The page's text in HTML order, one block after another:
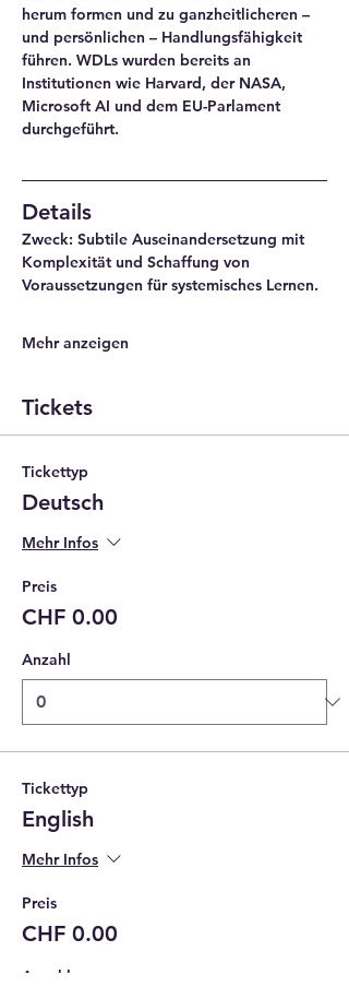
herum formen und zu ganzheitlicheren –
und persönlichen – Handlungsfähigkeit
führen. WDLs wurden bereits an
Institutionen wie Harvard, der NASA,
Microsoft AI und dem EU-Parlament
durchgeführt.
Details
Zweck: Subtile Auseinandersetzung mit
Komplexität und Schaffung von
Voraussetzungen für systemisches Lernen.
Mehr anzeigen
Tickets
Tickettyp
Deutsch
Mehr Infos
Preis
CHF 0.00
Anzahl
Tickettyp
English
Mehr Infos
Preis
CHF 0.00
Anzahl